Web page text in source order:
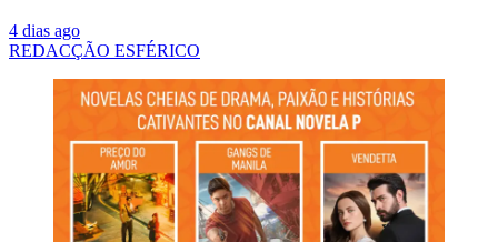
4 dias ago
REDACÇÃO ESFÉRICO